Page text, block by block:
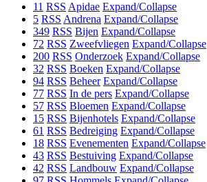
11 RSS Apidae Expand/Collapse
5 RSS Andrena Expand/Collapse
349 RSS Bijen Expand/Collapse
72 RSS Zweefvliegen Expand/Collapse
200 RSS Onderzoek Expand/Collapse
32 RSS Boeken Expand/Collapse
94 RSS Beheer Expand/Collapse
77 RSS In de pers Expand/Collapse
57 RSS Bloemen Expand/Collapse
15 RSS Bijenhotels Expand/Collapse
61 RSS Bedreiging Expand/Collapse
18 RSS Evenementen Expand/Collapse
43 RSS Bestuiving Expand/Collapse
42 RSS Landbouw Expand/Collapse